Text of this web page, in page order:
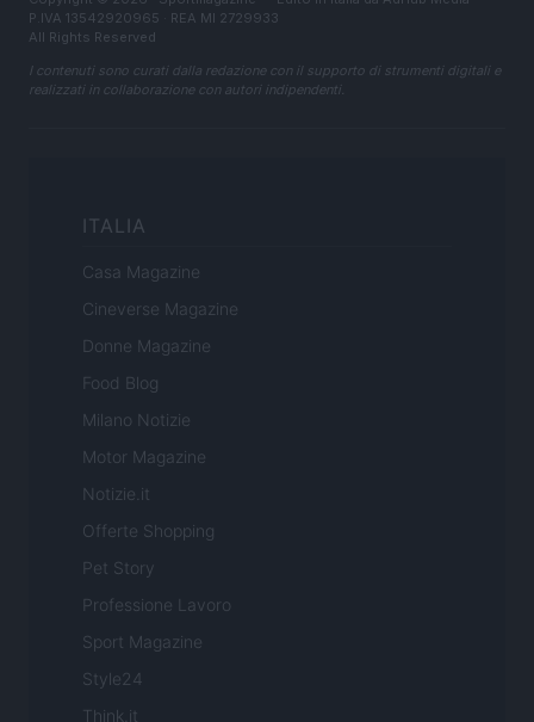
P.IVA 13542920965 · REA MI 2729933
All Rights Reserved
I contenuti sono curati dalla redazione con il supporto di strumenti digitali e
realizzati in collaborazione con autori indipendenti.
ITALIA
Casa Magazine
Cineverse Magazine
Donne Magazine
Food Blog
Milano Notizie
Motor Magazine
Notizie.it
Offerte Shopping
Pet Story
Professione Lavoro
Sport Magazine
Style24
Think.it